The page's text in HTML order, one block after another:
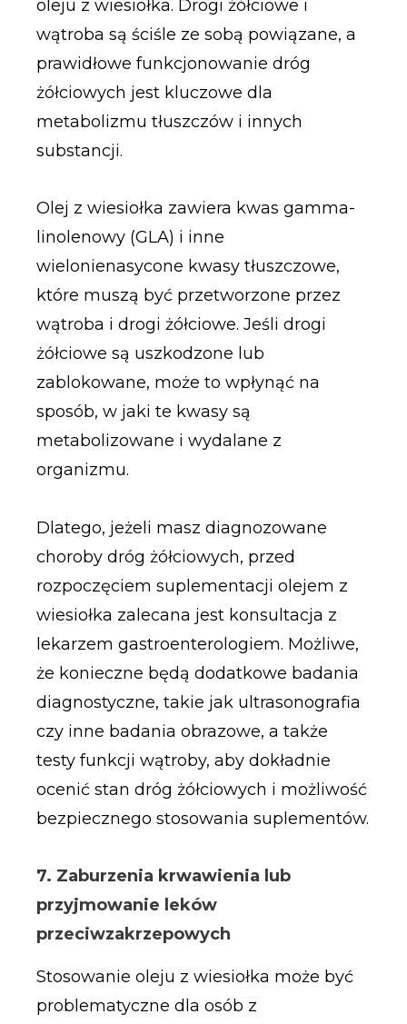
oleju z wiesiołka. Drogi żółciowe i
wątroba są ściśle ze sobą powiązane, a
prawidłowe funkcjonowanie dróg
żółciowych jest kluczowe dla
metabolizmu tłuszczów i innych
substancji.
Olej z wiesiołka zawiera kwas gamma-
linolenowy (GLA) i inne
wielonienasycone kwasy tłuszczowe,
które muszą być przetworzone przez
wątroba i drogi żółciowe. Jeśli drogi
żółciowe są uszkodzone lub
zablokowane, może to wpłynąć na
sposób, w jaki te kwasy są
metabolizowane i wydalane z
organizmu.
Dlatego, jeżeli masz diagnozowane
choroby dróg żółciowych, przed
rozpoczęciem suplementacji olejem z
wiesiołka zalecana jest konsultacja z
lekarzem gastroenterologiem. Możliwe,
że konieczne będą dodatkowe badania
diagnostyczne, takie jak ultrasonografia
czy inne badania obrazowe, a także
testy funkcji wątroby, aby dokładnie
ocenić stan dróg żółciowych i możliwość
bezpiecznego stosowania suplementów.
7. Zaburzenia krwawienia lub
przyjmowanie leków
przeciwzakrzepowych
Stosowanie oleju z wiesiołka może być
problematyczne dla osób z